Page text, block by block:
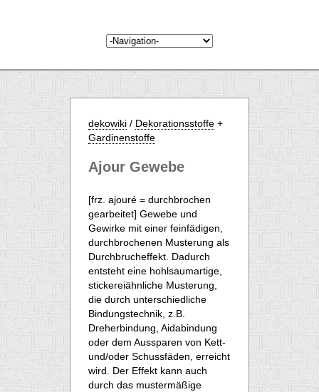
dekowiki / Dekorationsstoffe +
Gardinenstoffe
Ajour Gewebe
[frz. ajouré = durchbrochen
gearbeitet] Gewebe und
Gewirke mit einer feinfädigen,
durchbrochenen Musterung als
Durchbrucheffekt. Dadurch
entsteht eine hohlsaumartige,
stickereiähnliche Musterung,
die durch unterschiedliche
Bindungstechnik, z.B.
Dreherbindung, Aidabindung
oder dem Aussparen von Kett-
und/oder Schussfäden, erreicht
wird. Der Effekt kann auch
durch das mustermäßige